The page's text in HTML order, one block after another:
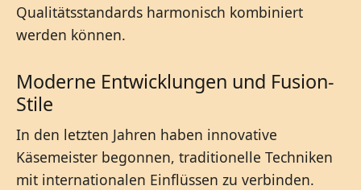
Qualitätsstandards harmonisch kombiniert
werden können.
Moderne Entwicklungen und Fusion-
Stile
In den letzten Jahren haben innovative
Käsemeister begonnen, traditionelle Techniken
mit internationalen Einflüssen zu verbinden.